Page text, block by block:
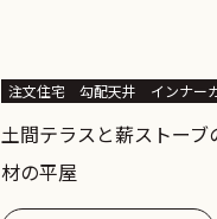
注文住宅 勾配天井 インナー
土間テラスと薪ストー
材の平屋